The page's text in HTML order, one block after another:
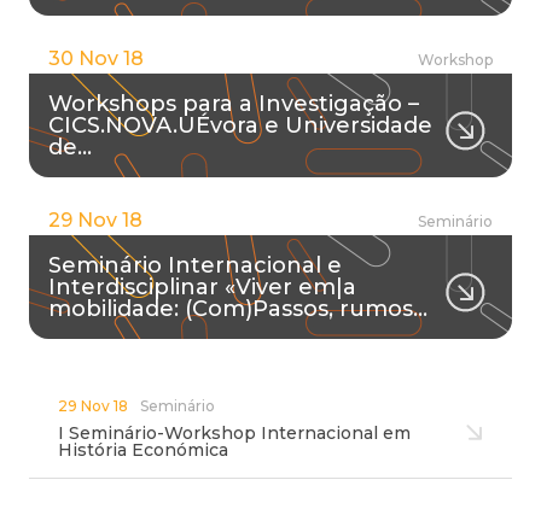
30 Nov 18 Workshop
Workshops para a Investigação –
CICS.NOVA.UÉvora e Universidade
de…
29 Nov 18 Seminário
Seminário Internacional e
Interdisciplinar «Viver em|a
mobilidade: (Com)Passos, rumos…
29 Nov 18 Seminário
I Seminário-Workshop Internacional em
História Económica